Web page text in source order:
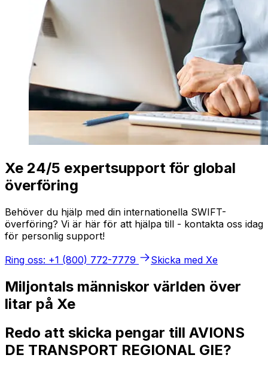
Xe 24/5 expertsupport för global
överföring
Behöver du hjälp med din internationella SWIFT-
överföring? Vi är här för att hjälpa till - kontakta oss idag
för personlig support!
Ring oss: +1 (800) 772-7779
Skicka med Xe
Miljontals människor världen över
litar på Xe
Redo att skicka pengar till AVIONS
DE TRANSPORT REGIONAL GIE?